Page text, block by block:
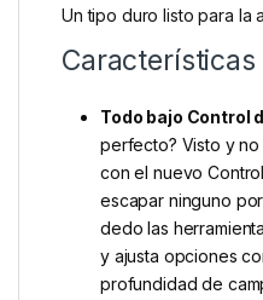
Un tipo duro listo para la
Características
Todo bajo Control
perfecto? Visto y no
con el nuevo
escapar ninguno
dedo las
y ajusta opciones
profundidad de